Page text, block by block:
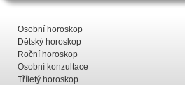
Osobní horoskop
Dětský horoskop
Roční horoskop
Osobní konzultace
Tříletý horoskop